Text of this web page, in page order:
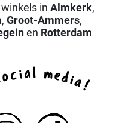
in Almkerk,
, Groot-Ammers,
en Rotterdam
ocial media!